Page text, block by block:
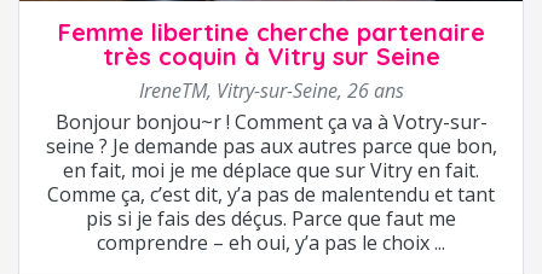
Femme libertine cherche partenaire
très coquin à Vitry sur Seine
IreneTM, Vitry-sur-Seine, 26 ans
Bonjour bonjou~r ! Comment ça va à Votry-sur-
seine ? Je demande pas aux autres parce que bon,
en fait, moi je me déplace que sur Vitry en fait.
Comme ça, c’est dit, y’a pas de malentendu et tant
pis si je fais des déçus. Parce que faut me
comprendre – eh oui, y’a pas le choix ...